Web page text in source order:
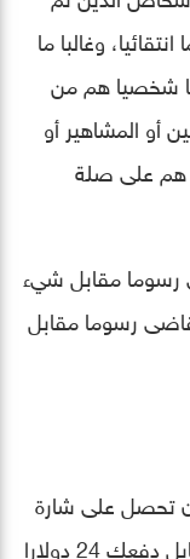
وغالبا ما
شخصيا هم من
أو المشاهير أو
هم على صلة
رسوما مقابل شيء
رسوما مقابل
تحصل على شارة
زرقاء على “فيسبوك” أو “إنستجرام” مقابل دفعك 24 دولارا